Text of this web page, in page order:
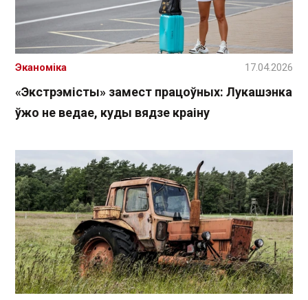
«Экстрэмісты» замест працоўных: Лукашэнка
ўжо не ведае, куды вядзе краіну
Эканоміка 17.04.2026